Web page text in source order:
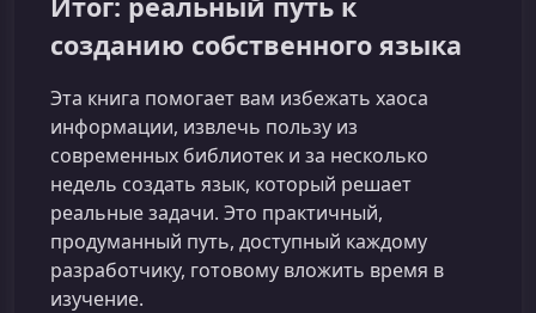
созданию собственного языка
Эта книга помогает вам избежать хаоса
информации, извлечь пользу из
современных библиотек и за несколько
недель создать язык, который решает
реальные задачи. Это практичный,
продуманный путь, доступный каждому
разработчику, готовому вложить время в
изучение.